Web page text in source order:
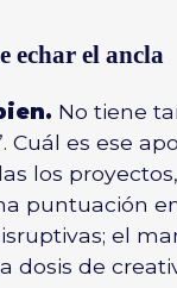
echar el ancla
No tiene
Cuál es ese
los
puntuación
el
dosis de